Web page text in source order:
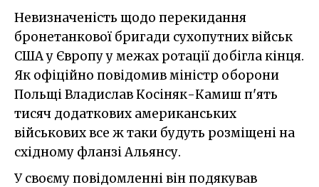
Невизначеність щодо перекидання
бронетанкової бригади сухопутних військ
США у Європу у межах ротації добігла кінця.
Як офіційно повідомив міністр оборони
Польщі Владислав Косіняк-Камиш п'ять
тисяч додаткових американських
військових все ж таки будуть розміщені на
східному фланзі Альянсу.
У своєму повідомленні він подякував